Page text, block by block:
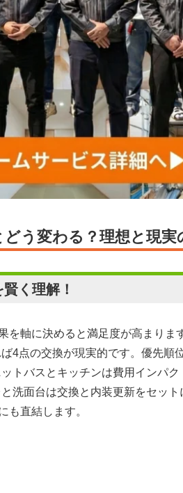
う変わる？理想と現実
く理解！
を軸に決めると満足度が高まり
4点の交換が現実的です。優先順
トバスとキッチンは費用インパ
洗面台は交換と内装更新をセッ
も直結します。